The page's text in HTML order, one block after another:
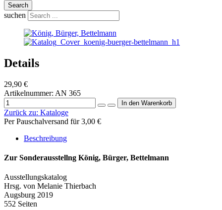
Search
suchen
Details
29,90 €
Artikelnummer: AN 365
Zurück zu: Kataloge
Per Pauschalversand für 3,00 €
Beschreibung
Zur Sonderausstellng König, Bürger, Bettelmann
Ausstellungskatalog
Hrsg. von Melanie Thierbach
Augsburg 2019
552 Seiten